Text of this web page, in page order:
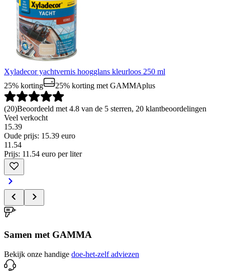
Xyladecor yachtvernis hoogglans kleurloos 250 ml
25% korting
25% korting met GAMMAplus
(20)Beoordeeld met 4.8 van de 5 sterren, 20 klantbeoordelingen
Veel verkocht
15.39
Oude prijs: 15.39 euro
11 .54
Prijs: 11.54 euro per liter
Samen met GAMMA
Bekijk onze handige doe-het-zelf adviezen